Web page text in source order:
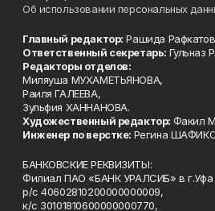
Об использовании персональных
Главный редактор: Рашида
Ответственный секретарь: Гульназ
Редакторы отделов:
Миляуша МУХАМЕТЬЯНОВА,
Раиля ГАЛЕЕВА,
Зульфия ХАННАНОВА.
Художественный редактор: Факил
Инженер по верстке: Регина
БАНКОВСКИЕ РЕКВИЗИТЫ:
Филиал ПАО «БАНК УРАЛСИБ» в г.Уфа
р/с 40602810200000000009,
к/с 30101810600000000770,